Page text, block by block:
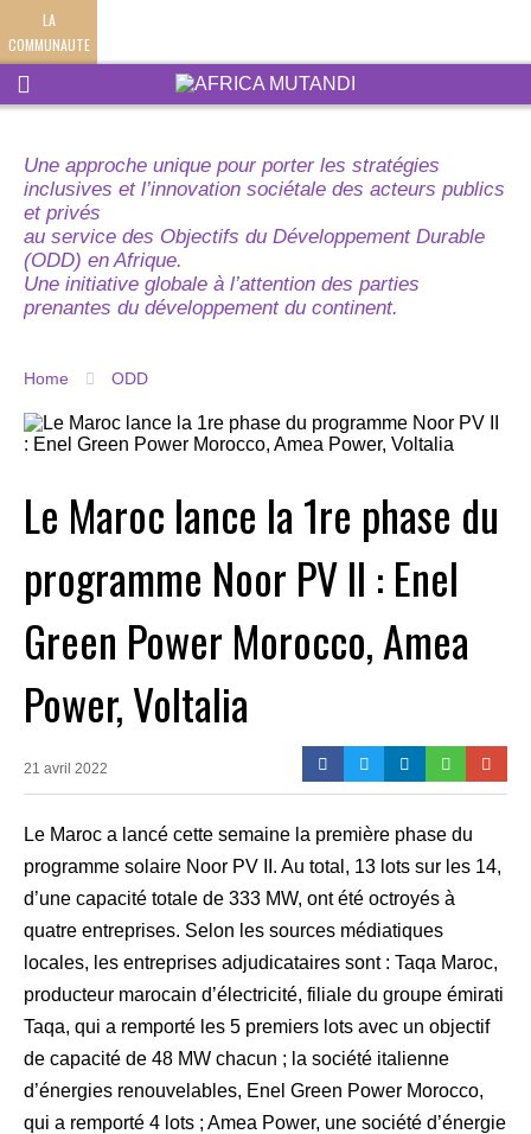
LA
COMMUNAUTE
Une approche unique pour porter les stratégies
inclusives et l’innovation sociétale des acteurs publics
et privés
au service des Objectifs du Développement Durable
(ODD) en Afrique.
Une initiative globale à l’attention des parties
prenantes du développement du continent.
Home ODD
Le Maroc lance la 1re phase du
programme Noor PV II : Enel
Green Power Morocco, Amea
Power, Voltalia
21 avril 2022
Le Maroc a lancé cette semaine la première phase du
programme solaire Noor PV II. Au total, 13 lots sur les 14,
d’une capacité totale de 333 MW, ont été octroyés à
quatre entreprises. Selon les sources médiatiques
locales, les entreprises adjudicataires sont : Taqa Maroc,
producteur marocain d’électricité, filiale du groupe émirati
Taqa, qui a remporté les 5 premiers lots avec un objectif
de capacité de 48 MW chacun ; la société italienne
d’énergies renouvelables, Enel Green Power Morocco,
qui a remporté 4 lots ; Amea Power, une société d’énergie